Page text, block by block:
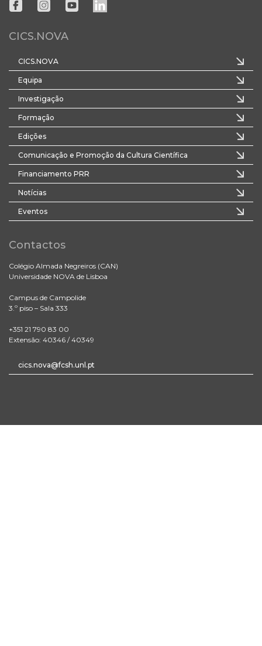
CICS.NOVA
CICS.NOVA
Equipa
Investigação
Formação
Edições
Comunicação e Promoção da Cultura Científica
Financiamento PRR
Notícias
Eventos
Contactos
Colégio Almada Negreiros (CAN)
Universidade NOVA de Lisboa
Campus de Campolide
3.º piso – Sala 333
+351 21 790 83 00
Extensão: 40346 / 40349
cics.nova@fcsh.unl.pt